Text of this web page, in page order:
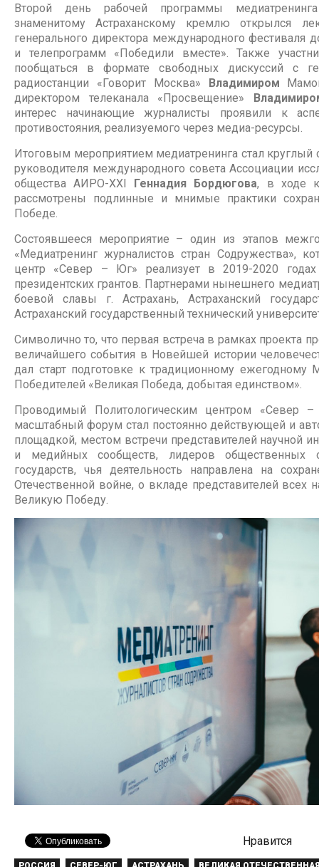
Второй день рабочей программы
знаменитому Астраханскому кремлю открылся
генерального директора международного фестиваля
и телепрограмм «Победили вместе». Также
пообщаться в формате свободных дискуссий с
радиостанции «Говорит Москва» Владимиром
директором телеканала «Просвещение»
интерес начинающие журналисты проявили к
противостояния, реализуемого через медиа-ресурсы.
Итоговым мероприятием медиатренинга стал круглый
руководителя международного совета Ассоциации
общества АИРО-XXI
Геннадия Бордюгова, в ходе
рассмотрены подлинные и мнимые практики
Победе.
Состоявшееся мероприятие – один из этапов
«Медиатренинг журналистов стран Содружества»,
центр «Север – Юг» реализует в 2019-2020
президентских грантов. Партнерами нынешнего
боевой славы г. Астрахань, Астраханский
Астраханский государственный технический
Символично то, что первая встреча в рамках проекта
величайшего события в Новейшей истории
дал старт подготовке к традиционному
Победителей «Великая Победа, добытая единством».
Проводимый Политологическим центром «Север
масштабный форум стал постоянно действующей и
площадкой, местом встречи представителей научной
и медийных сообществ, лидеров общественных
государств, чья деятельность направлена на
Отечественной войне, о вкладе представителей
Великую Победу.
Нравится